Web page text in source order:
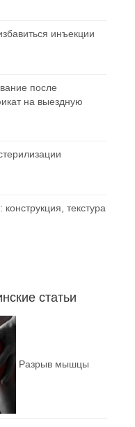
инъекции
после
на выездную
текстура
статьи
Разрыв мышцы